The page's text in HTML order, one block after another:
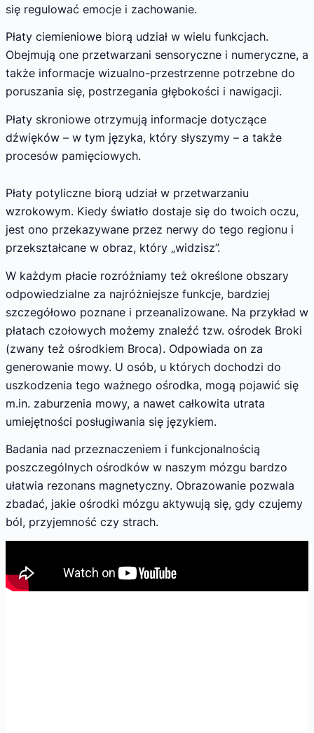
się regulować emocje i zachowanie.
Płaty ciemieniowe biorą udział w wielu funkcjach.
Obejmują one przetwarzani sensoryczne i numeryczne, a
także informacje wizualno-przestrzenne potrzebne do
poruszania się, postrzegania głębokości i nawigacji.
Płaty skroniowe otrzymują informacje dotyczące
dźwięków – w tym języka, który słyszymy – a także
procesów pamięciowych.
Płaty potyliczne biorą udział w przetwarzaniu
wzrokowym. Kiedy światło dostaje się do twoich oczu,
jest ono przekazywane przez nerwy do tego regionu i
przekształcane w obraz, który „widzisz”.
W każdym płacie rozróżniamy też określone obszary
odpowiedzialne za najróżniejsze funkcje, bardziej
szczegółowo poznane i przeanalizowane. Na przykład w
płatach czołowych możemy znaleźć tzw. ośrodek Broki
(zwany też ośrodkiem Broca). Odpowiada on za
generowanie mowy. U osób, u których dochodzi do
uszkodzenia tego ważnego ośrodka, mogą pojawić się
m.in. zaburzenia mowy, a nawet całkowita utrata
umiejętności posługiwania się językiem.
Badania nad przeznaczeniem i funkcjonalnością
poszczególnych ośrodków w naszym mózgu bardzo
ułatwia rezonans magnetyczny. Obrazowanie pozwala
zbadać, jakie ośrodki mózgu aktywują się, gdy czujemy
ból, przyjemność czy strach.